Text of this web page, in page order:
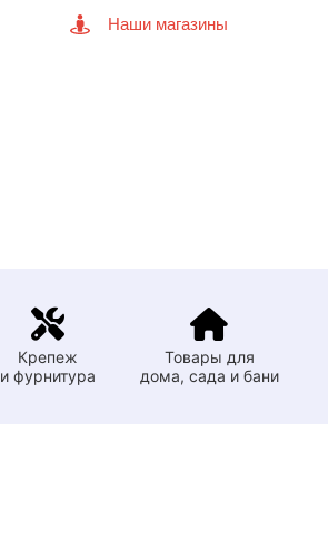
Наши магазины
Крепеж
и фурнитура
Товары для
дома, сада и бани